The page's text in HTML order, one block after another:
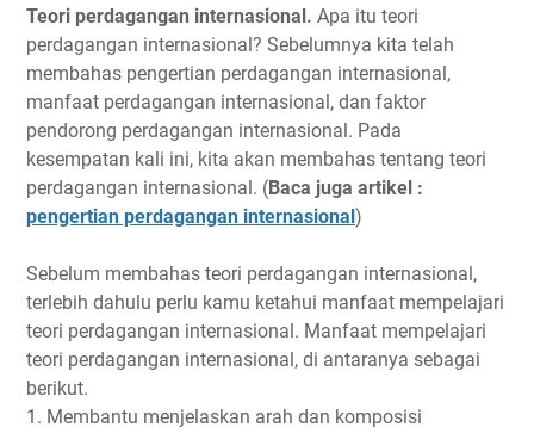
Teori perdagangan internasional. Apa itu teori
perdagangan internasional? Sebelumnya kita telah
membahas pengertian perdagangan internasional,
manfaat perdagangan internasional, dan faktor
pendorong perdagangan internasional. Pada
kesempatan kali ini, kita akan membahas tentang teori
perdagangan internasional. (Baca juga artikel :
pengertian perdagangan internasional)
Sebelum membahas teori perdagangan internasional,
terlebih dahulu perlu kamu ketahui manfaat mempelajari
teori perdagangan internasional. Manfaat mempelajari
teori perdagangan internasional, di antaranya sebagai
berikut.
1. Membantu menjelaskan arah dan komposisi